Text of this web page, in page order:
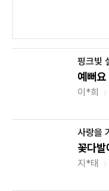
핑크빛
예뻐요
이*희
사랑을
꽃다
지*태